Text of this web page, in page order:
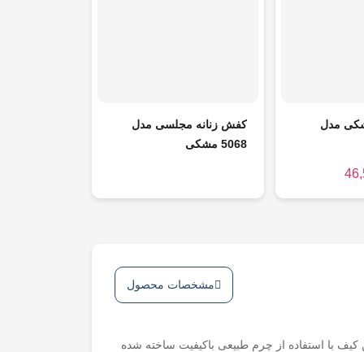
مدل
کفش زنانه مجلسی مدل
5068 مشکی
مشخصات محصول
با استفاده از چرم طبیعی باکیفیت ساخته شده